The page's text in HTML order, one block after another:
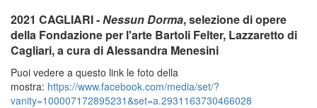
2021 CAGLIARI -Nessun Dorma, selezione di opere
della Fondazione per l'arte Bartoli Felter, Lazzaretto di
Cagliari, a cura di Alessandra Menesini
Puoi vedere a questo link le foto della
mostra: https://www.facebook.com/media/set/?
vanity=100007172895231&set=a.2931163730466028